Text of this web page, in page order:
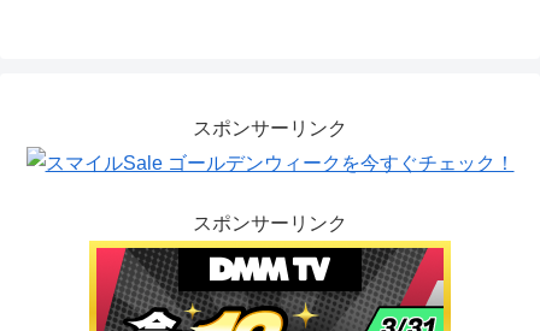
スポンサーリンク
スポンサーリンク